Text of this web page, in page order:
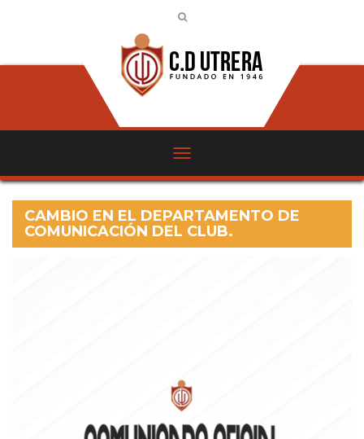
CAMBIO EN EL DEPARTAMENTO DE
COMUNICACIÓN DEL CLUB.